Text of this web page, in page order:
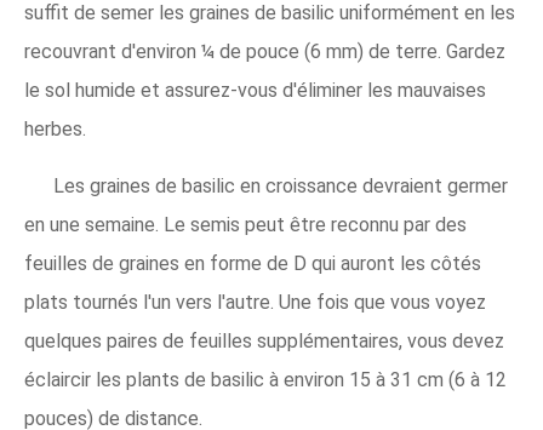
suffit de semer les graines de basilic uniformément en les
recouvrant d'environ ¼ de pouce (6 mm) de terre. Gardez
le sol humide et assurez-vous d'éliminer les mauvaises
herbes.
Les graines de basilic en croissance devraient germer
en une semaine. Le semis peut être reconnu par des
feuilles de graines en forme de D qui auront les côtés
plats tournés l'un vers l'autre. Une fois que vous voyez
quelques paires de feuilles supplémentaires, vous devez
éclaircir les plants de basilic à environ 15 à 31 cm (6 à 12
pouces) de distance.